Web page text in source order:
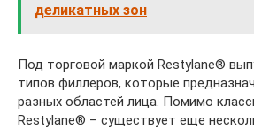
деликатных зон
Под торговой маркой Restylane®
типов филлеров, которые
разных областей лица. Помимо
Restylane® – существует еще